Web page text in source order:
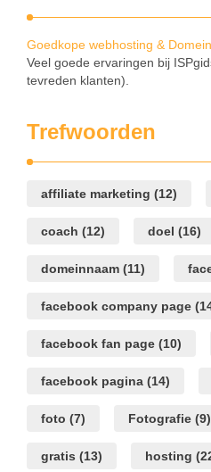
Goedkope webhosting &
Veel goede ervaringen bij
tevreden klanten).
Trefwoorden
affiliate marketing (12)
coach (12) doel (16)
domeinnaam (11)
facebook company page
facebook fan page (10)
facebook pagina (14)
foto (7) Fotografie (9)
gratis (13) hosting